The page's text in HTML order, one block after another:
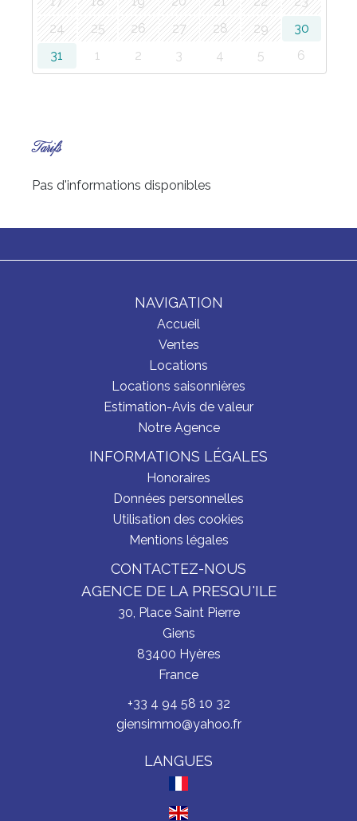
24
25 26 27 28 29
30
31
1 2 3 4 5 6
Tarifs
Pas d'informations disponibles
NAVIGATION
Accueil
Ventes
Locations
Locations saisonnières
Estimation-Avis de valeur
Notre Agence
INFORMATIONS LÉGALES
Honoraires
Données personnelles
Utilisation des cookies
Mentions légales
CONTACTEZ-NOUS
AGENCE DE LA PRESQU'ILE
30, Place Saint Pierre
Giens
83400 Hyères
France
+33 4 94 58 10 32
giensimmo@yahoo.fr
LANGUES